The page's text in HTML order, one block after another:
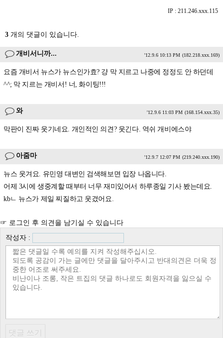
IP : 211.246.xxx.115
3 개의 댓글이 있습니다.
개비서니까... '12.9.6 10:13 PM (182.218.xxx.169)
요즘 개비서 뉴스가 뉴스인가효? 걍 막 지르고 나중에 정정도 안 하던데
^^; 막 지르는 개비서! 너, 화이팅!!!
와 '12.9.6 11:03 PM (168.154.xxx.35)
막판이 진짜 웃기네요. 개인적인 의견? 웃긴다. 역쉬 개비에스야
아줌마 '12.9.7 12:07 PM (219.240.xxx.190)
뉴스 웃겨요. 유민영 대변인 검색해보면 입장 나옵니다.
어제 3시에 생중계할 때부터 너무 재미있어서 하루종일 기사 봤는데요.
kbㄴ 뉴스가 제일 찌질하고 웃겼어요.
☞ 로그인 후 의견을 남기실 수 있습니다
작성자 :